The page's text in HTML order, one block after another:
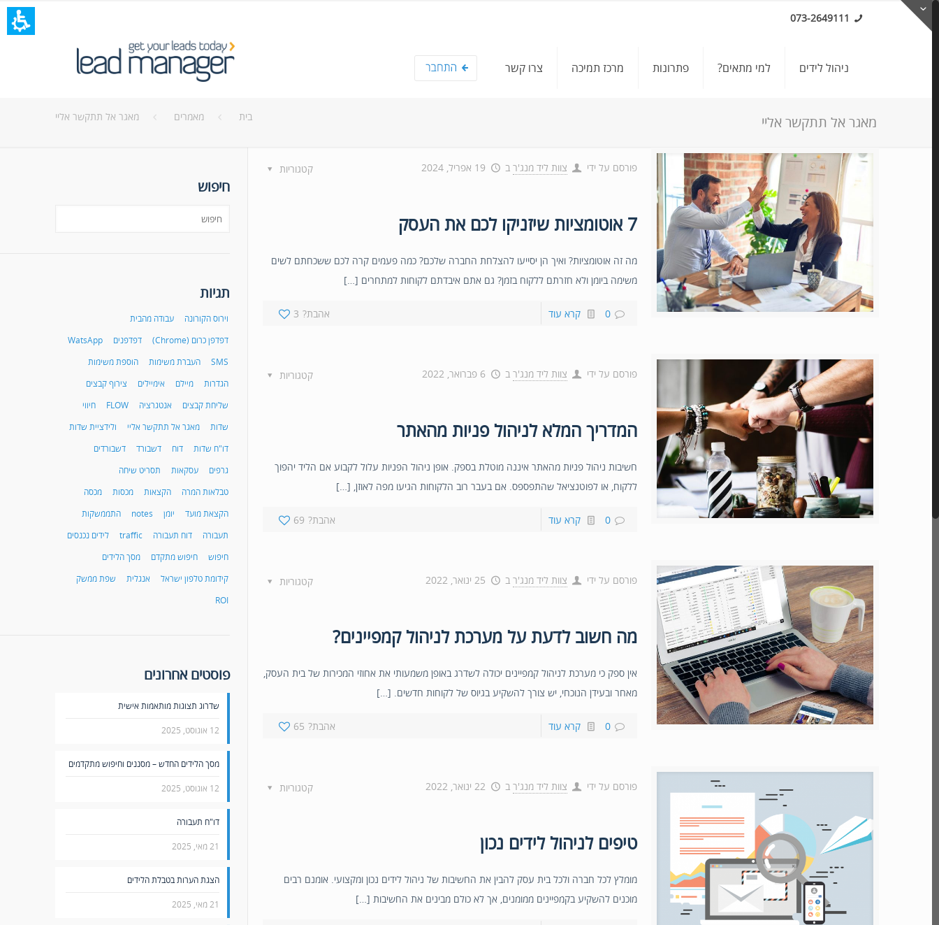
073-2649111
ניהול לידים למי מתאים? פתרונות מרכז תמיכה צרו קשר
מאגר אל תתקשר אליי בית מאמרים מאגר אל תתקשר אליי
פורסם על ידי צוות ליד מנג'ר ב 19 אפריל, 2024 קטגוריות
7 אוטומציות שיזניקו לכם את העסק
מה זה אוטומציות? ואיך הן יסייעו להצלחת החברה שלכם? כמה פעמים קרה לכם ששכחתם לשים
משימה ביומן ולא חזרתם ללקוח בזמן? גם אתם איבדתם לקוחות למתחרים […]
אהבת? 3 0 קרא עוד
פורסם על ידי צוות ליד מנג'ר ב 6 פברואר, 2022 קטגוריות
המדריך המלא לניהול פניות מהאתר
חשיבות ניהול פניות מהאתר איננה מוטלת בספק. אופן ניהול הפניות עלול לקבוע אם הליד יהפוך
ללקוח, או לפוטנציאל שהתפספס. אם בעבר רוב הלקוחות הגיעו מפה לאוזן, […]
אהבת? 69 0 קרא עוד
פורסם על ידי צוות ליד מנג'ר ב 25 ינואר, 2022 קטגוריות
מה חשוב לדעת על מערכת לניהול קמפיינים?
אין ספק כי מערכת לניהול קמפיינים יכולה לשדרג באופן משמעותי את אחוזי המכירות של בית העסק,
מאחר ובעידן הנוכחי, יש צורך להשקיע בגיוס של לקוחות חדשים. […]
אהבת? 65 0 קרא עוד
פורסם על ידי צוות ליד מנג'ר ב 22 ינואר, 2022 קטגוריות
טיפים לניהול לידים נכון
מומלץ לכל חברה ולכל בית עסק להבין את החשיבות של ניהול לידים נכון ומקצועי. אומנם רבים
מוכנים להשקיע בקמפיינים ממומנים, אך לא כולם מבינים את החשיבות […]
חיפוש
תגיות
וירוס הקורונה
עבודה מהבית
דפדפן כרום (Chrome)
דפדפנים
WatsApp
SMS
העברת משימות
הוספת משימות
הגדרות
מיילם אימיילים
צירוף קבצים
שליחת קבצים
אנטגרציה FLOW
חיווי
שדות
מאגר אל תתקשר אליי
ולידציית שדות
דו"ח שדות
דוח דשבורד
דשבורדים
גרפים
עסקאות
תסריט שיחה
טבלאות המרה
הקצאות מכסות
מכסה
הקצאת מועד
יומן notes
התממשקות
תעבורה
דוח תעבורה traffic
לידים נכנסים
חיפוש
חיפוש מתקדם
מסך הלידים
קידומת טלפון ישראל
אנגלית
שפת ממשק
ROI
פוסטים אחרונים
שדרוג תצוגות מותאמות אישית
12 אוגוסט, 2025
מסך הלידים החדש – מסננים וחיפוש מתקדמים
12 אוגוסט, 2025
דו"ח תעבורה
21 מאי, 2025
הצגת הערות בטבלת הלידים
21 מאי, 2025